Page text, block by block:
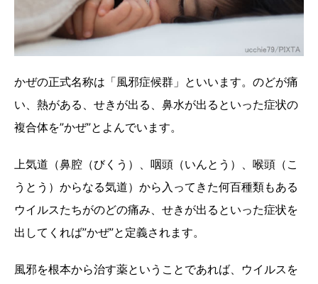
かぜの正式名称は「風邪症候群」といいます。のどが痛
い、熱がある、せきが出る、鼻水が出るといった症状の
複合体を”かぜ”とよんでいます。
上気道（鼻腔（びくう）、咽頭（いんとう）、喉頭（こ
うとう）からなる気道）から入ってきた何百種類もある
ウイルスたちがのどの痛み、せきが出るといった症状を
出してくれば”かぜ”と定義されます。
風邪を根本から治す薬ということであれば、ウイルスを